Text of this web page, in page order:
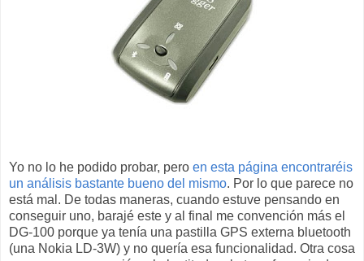
Yo no lo he podido probar, pero en esta página encontraréis
un análisis bastante bueno del mismo. Por lo que parece no
está mal. De todas maneras, cuando estuve pensando en
conseguir uno, barajé este y al final me convención más el
DG-100 porque ya tenía una pastilla GPS externa bluetooth
(una Nokia LD-3W) y no quería esa funcionalidad. Otra cosa